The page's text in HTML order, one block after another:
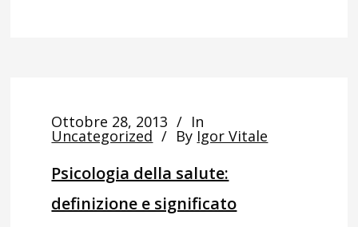
Ottobre 28, 2013 In
Uncategorized By Igor Vitale
Psicologia della salute:
definizione e significato